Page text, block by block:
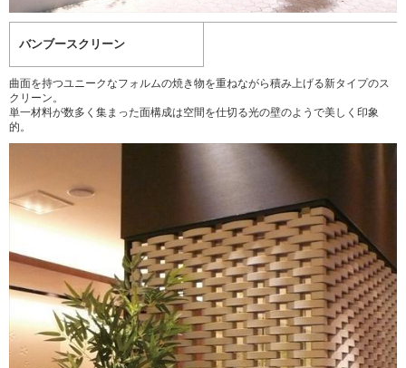
バンブースクリーン
曲面を持つユニークなフォルムの焼き物を重ねながら積み上げる新タイプのス
クリーン。
単一材料が数多く集まった面構成は空間を仕切る光の壁のようで美しく印象
的。